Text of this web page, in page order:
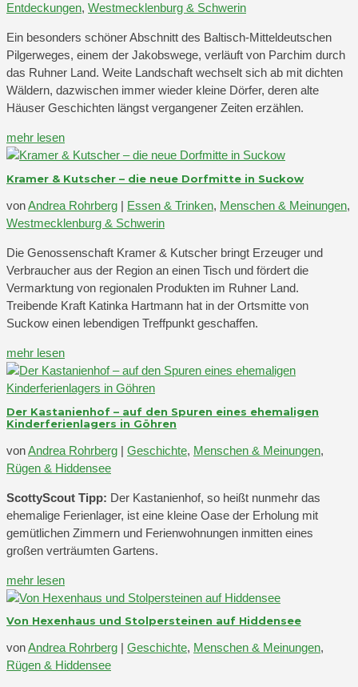
Entdeckungen, Westmecklenburg & Schwerin
Ein besonders schöner Abschnitt des Baltisch-Mitteldeutschen
Pilgerweges, einem der Jakobswege, verläuft von Parchim durch
das Ruhner Land. Weite Landschaft wechselt sich ab mit dichten
Wäldern, dazwischen immer wieder kleine Dörfer, deren alte
Häuser Geschichten längst vergangener Zeiten erzählen.
mehr lesen
Kramer & Kutscher – die neue Dorfmitte in Suckow
vonAndrea Rohrberg | Essen & Trinken, Menschen & Meinungen,
Westmecklenburg & Schwerin
Die Genossenschaft Kramer & Kutscher bringt Erzeuger und
Verbraucher aus der Region an einen Tisch und fördert die
Vermarktung von regionalen Produkten im Ruhner Land.
Treibende Kraft Katinka Hartmann hat in der Ortsmitte von
Suckow einen lebendigen Treffpunkt geschaffen.
mehr lesen
Der Kastanienhof – auf den Spuren eines ehemaligen
Kinderferienlagers in Göhren
vonAndrea Rohrberg | Geschichte, Menschen & Meinungen,
Rügen & Hiddensee
ScottyScout Tipp: Der Kastanienhof, so heißt nunmehr das
ehemalige Ferienlager, ist eine kleine Oase der Erholung mit
gemütlichen Zimmern und Ferienwohnungen inmitten eines
großen verträumten Gartens.
mehr lesen
Von Hexenhaus und Stolpersteinen auf Hiddensee
vonAndrea Rohrberg | Geschichte, Menschen & Meinungen,
Rügen & Hiddensee